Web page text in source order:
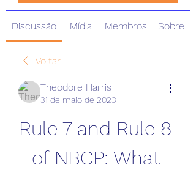
Discussão Mídia Membros Sobre
Voltar
Theodore Harris
31 de maio de 2023
Rule 7 and Rule 8
of NBCP: What